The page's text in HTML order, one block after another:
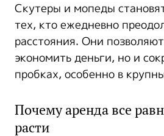
Скутеры и мопеды
тех, кто ежедневно
расстояния. Они
экономить деньги, но и
пробках, особенно в
Почему аренда все
расти